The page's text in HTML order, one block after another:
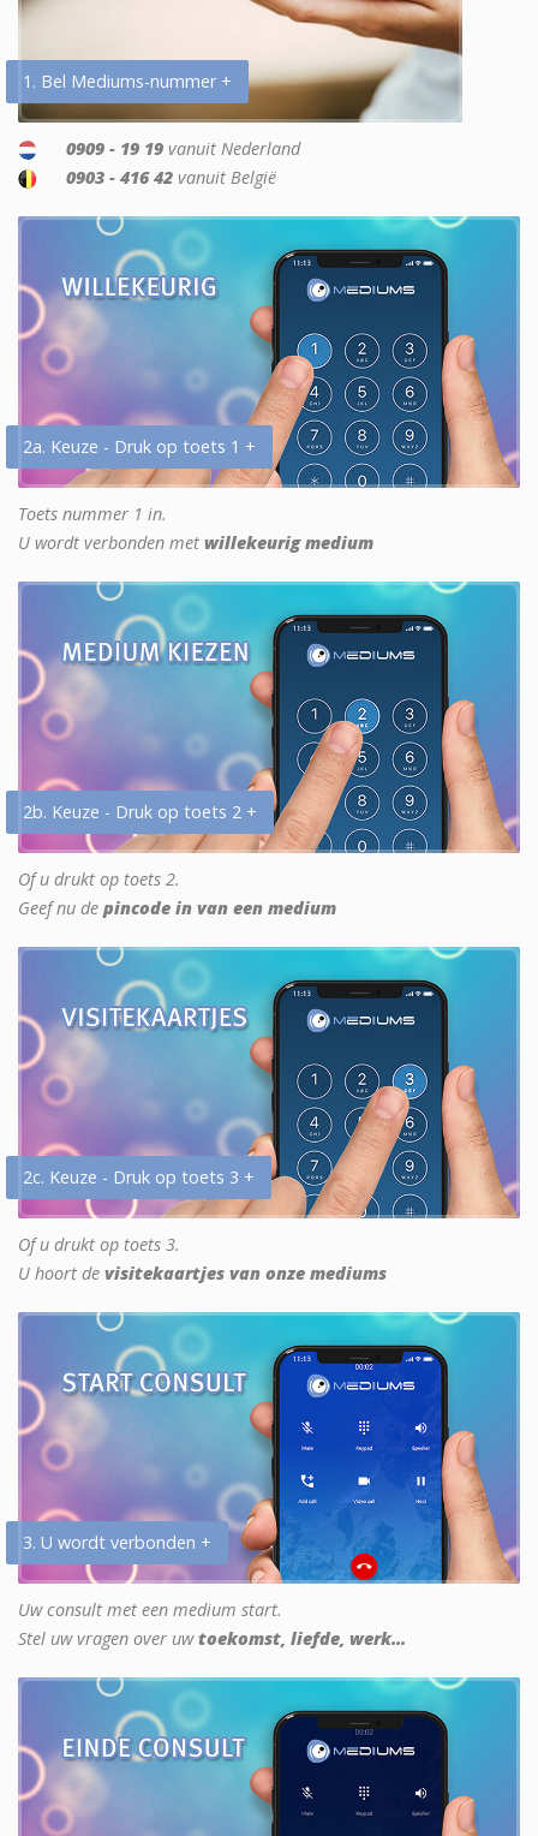
1. Bel Mediums-nummer +
0909 - 19 19 vanuit Nederland
0903 - 416 42 vanuit België
2a. Keuze - Druk op toets 1 +
Toets nummer 1 in.
U wordt verbonden met willekeurig medium
2b. Keuze - Druk op toets 2 +
Of u drukt op toets 2.
Geef nu de pincode in van een medium
2c. Keuze - Druk op toets 3 +
Of u drukt op toets 3.
U hoort de visitekaartjes van onze mediums
3. U wordt verbonden +
Uw consult met een medium start.
Stel uw vragen over uwtoekomst, liefde, werk...